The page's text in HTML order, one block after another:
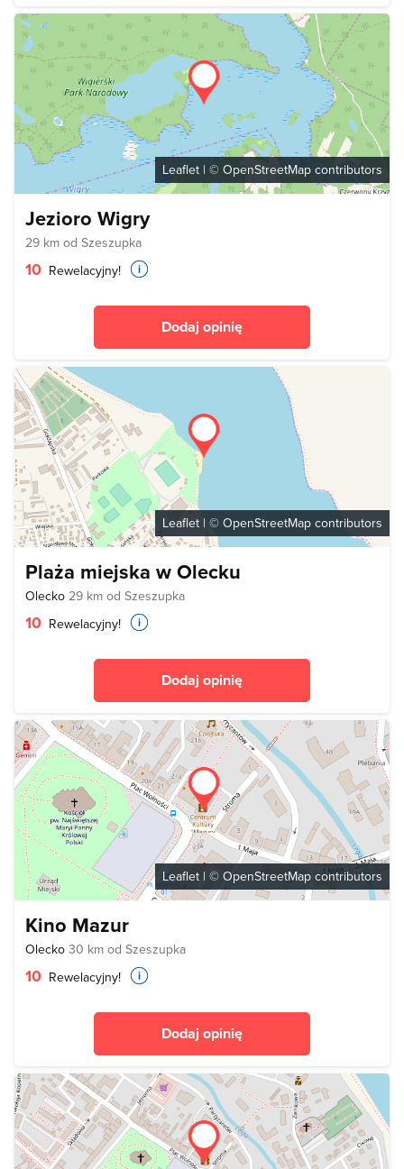
Leaflet | © OpenStreetMap contributors
Jezioro Wigry
29 km od Szeszupka
10 Rewelacyjny!
Dodaj opinię
Leaflet | © OpenStreetMap contributors
Plaża miejska w Olecku
Olecko 29 km od Szeszupka
10 Rewelacyjny!
Dodaj opinię
Leaflet | © OpenStreetMap contributors
Kino Mazur
Olecko 30 km od Szeszupka
10 Rewelacyjny!
Dodaj opinię